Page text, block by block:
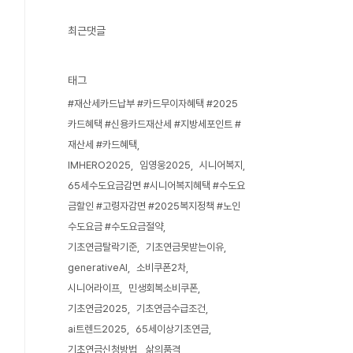
최근댓글
태그
#재산세카드납부 #카드무이자혜택 #2025
카드혜택 #신용카드재산세 #지방세포인트 #
재산세 #카드혜택
IMHERO2025
임영웅2025
시니어복지
65세수도요금감면 #시니어복지혜택 #수도요
금할인 #고령자감면 #2025복지정책 #노인
수도요금 #수도요금절약
기초연금탈락기준
기초연금못받는이유
generativeAI
소비쿠폰2차
시니어라이프
민생회복소비쿠폰
기초연금2025
기초연금수급조건
ai트렌드2025
65세이상기초연금
기초연금신청방법
삶의품격